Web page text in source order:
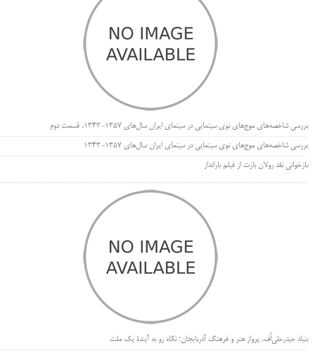
بررسی شاخصه‌های موج‌های نوی سینمایی در سینمای ایران سال‌های 1357-1343، قسمت دوم
بررسی شاخصه‌های موج‌های نوی سینمایی در سینمای ایران سال‌های 1357-1343
بازخوانی نقد رولان بارت از فیلم بارانداز
بنیاد حیدرعلی‌اُف، پرواز هنر و فرهنگ آذربایجان؛ نگاه رو به آیندۀ یک ملت